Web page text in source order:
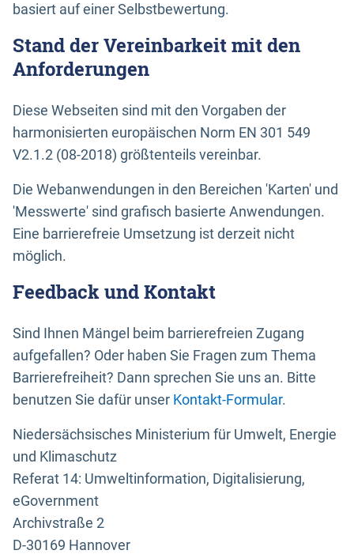
basiert auf einer Selbstbewertung.
Stand der Vereinbarkeit mit den
Anforderungen
Diese Webseiten sind mit den Vorgaben der
harmonisierten europäischen Norm EN 301 549
V2.1.2 (08-2018) größtenteils vereinbar.
Die Webanwendungen in den Bereichen 'Karten' und
'Messwerte' sind grafisch basierte Anwendungen.
Eine barrierefreie Umsetzung ist derzeit nicht
möglich.
Feedback und Kontakt
Sind Ihnen Mängel beim barrierefreien Zugang
aufgefallen? Oder haben Sie Fragen zum Thema
Barrierefreiheit? Dann sprechen Sie uns an. Bitte
benutzen Sie dafür unser Kontakt-Formular.
Niedersächsisches Ministerium für Umwelt, Energie
und Klimaschutz
Referat 14: Umweltinformation, Digitalisierung,
eGovernment
Archivstraße 2
D-30169 Hannover